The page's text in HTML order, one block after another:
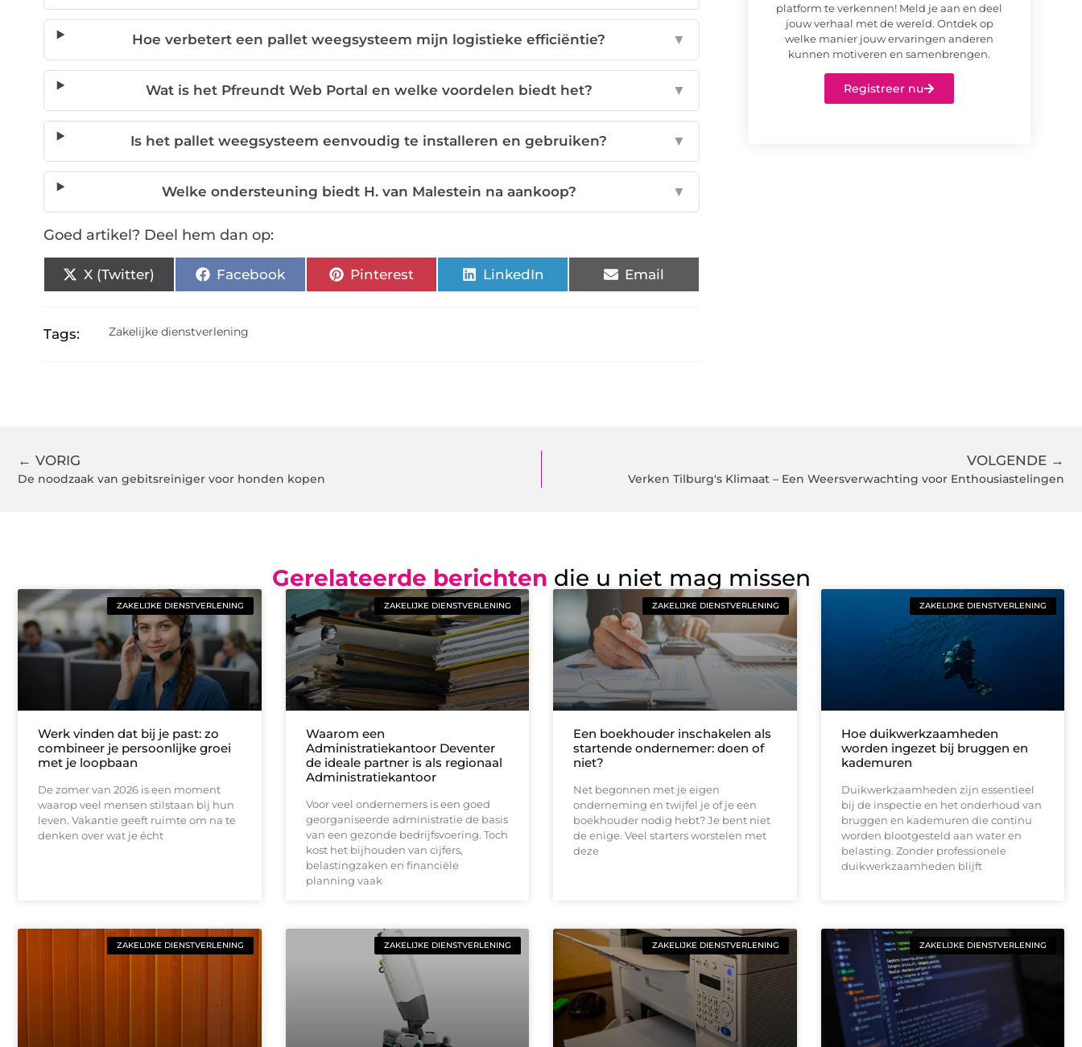
Hoe verbetert een pallet weegsysteem mijn logistieke efficiëntie? ▼
Wat is het Pfreundt Web Portal en welke voordelen biedt het? ▼
Is het pallet weegsysteem eenvoudig te installeren en gebruiken? ▼
Welke ondersteuning biedt H. van Malestein na aankoop? ▼
Goed artikel? Deel hem dan op:
X (Twitter) Facebook Pinterest LinkedIn Email
Tags: Zakelijke dienstverlening
platform te verkennen! Meld je aan en deel
jouw verhaal met de wereld. Ontdek op
welke manier jouw ervaringen anderen
kunnen motiveren en samenbrengen.
Registreer nu
← VORIG
De noodzaak van gebitsreiniger voor honden kopen
VOLGENDE →
Verken Tilburg's Klimaat – Een Weersverwachting voor Enthousiastelingen
Gerelateerde berichten die u niet mag missen
ZAKELIJKE DIENSTVERLENING
Werk vinden dat bij je past: zo
combineer je persoonlijke groei
met je loopbaan
De zomer van 2026 is een moment
waarop veel mensen stilstaan bij hun
leven. Vakantie geeft ruimte om na te
denken over wat je écht
ZAKELIJKE DIENSTVERLENING
Waarom een
Administratiekantoor Deventer
de ideale partner is als regionaal
Administratiekantoor
Voor veel ondernemers is een goed
georganiseerde administratie de basis
van een gezonde bedrijfsvoering. Toch
kost het bijhouden van cijfers,
belastingzaken en financiële
planning vaak
ZAKELIJKE DIENSTVERLENING
Een boekhouder inschakelen als
startende ondernemer: doen of
niet?
Net begonnen met je eigen
onderneming en twijfel je of je een
boekhouder nodig hebt? Je bent niet
de enige. Veel starters worstelen met
deze
ZAKELIJKE DIENSTVERLENING
Hoe duikwerkzaamheden
worden ingezet bij bruggen en
kademuren
Duikwerkzaamheden zijn essentieel
bij de inspectie en het onderhoud van
bruggen en kademuren die continu
worden blootgesteld aan water en
belasting. Zonder professionele
duikwerkzaamheden blijft
ZAKELIJKE DIENSTVERLENING ZAKELIJKE DIENSTVERLENING ZAKELIJKE DIENSTVERLENING ZAKELIJKE DIENSTVERLENING